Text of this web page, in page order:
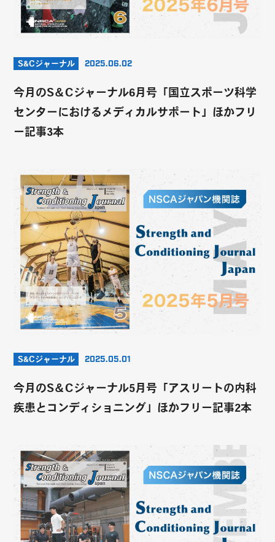
S&Cジャーナル 2025.06.02
今月のS＆Cジャーナル6月号「国立スポーツ科学
センターにおけるメディカルサポート」ほかフリ
ー記事3本
S&Cジャーナル 2025.05.01
今月のS＆Cジャーナル5月号「アスリートの内科
疾患とコンディショニング」ほかフリー記事2本